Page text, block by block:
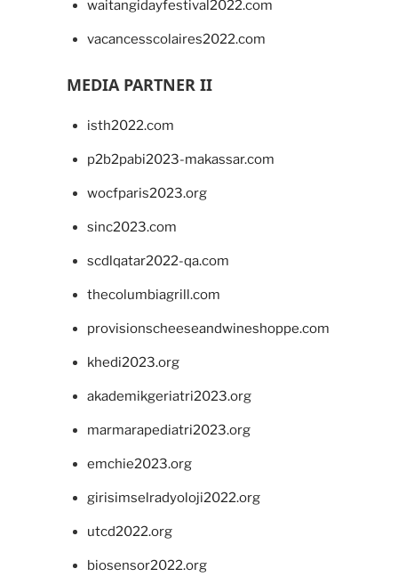
waitangidayfestival2022.com
vacancesscolaires2022.com
MEDIA PARTNER II
isth2022.com
p2b2pabi2023-makassar.com
wocfparis2023.org
sinc2023.com
scdlqatar2022-qa.com
thecolumbiagrill.com
provisionscheeseandwineshoppe.com
khedi2023.org
akademikgeriatri2023.org
marmarapediatri2023.org
emchie2023.org
girisimselradyoloji2022.org
utcd2022.org
biosensor2022.org